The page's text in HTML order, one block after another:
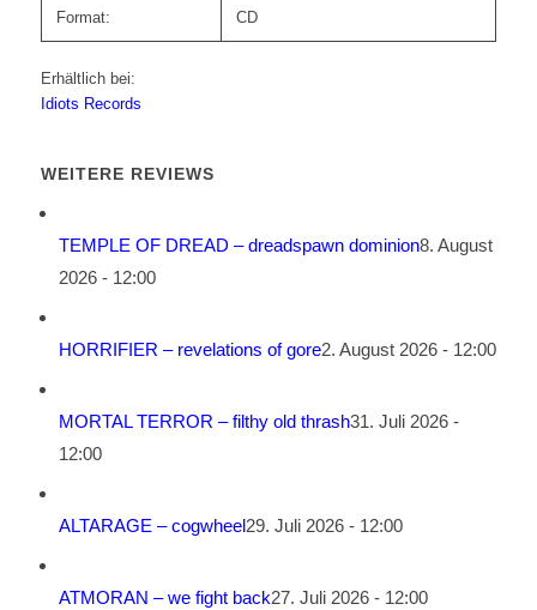
Format: CD
Erhältlich bei:
Idiots Records
WEITERE REVIEWS
TEMPLE OF DREAD – dreadspawn dominion8. August
2026 - 12:00
HORRIFIER – revelations of gore2. August 2026 - 12:00
MORTAL TERROR – filthy old thrash31. Juli 2026 -
12:00
ALTARAGE – cogwheel29. Juli 2026 - 12:00
ATMORAN – we fight back27. Juli 2026 - 12:00